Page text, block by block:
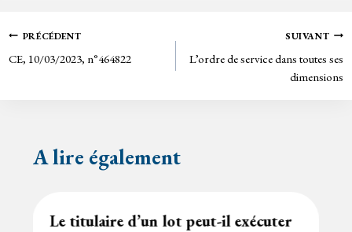
rie
n
dl
Navigation
de
PRÉCÉDENT
CE, 10/03/2023, n°464822
SUIVANT
L’ordre de service dans toutes ses
dimensions
A lire également
Le titulaire d’un lot peut-il exécuter